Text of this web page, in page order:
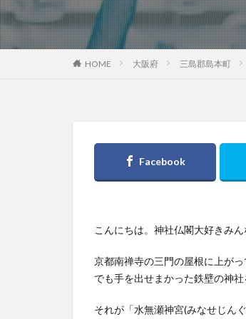
HOME 大阪府 三島郡島本町
こんにちは。神社仏閣大好きみん
京都南禅寺の三門の屋根に上が
でも手を出せまかった鉄壁の神
それが「水無瀬神宮(みなせじん